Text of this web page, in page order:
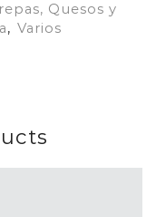
Quesos y
, Varios